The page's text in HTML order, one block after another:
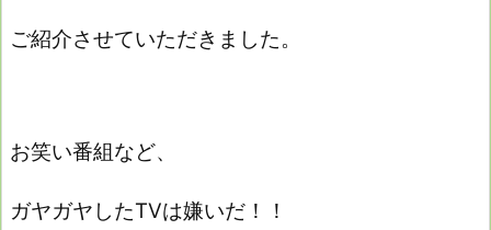
ご紹介させていただきました。
お笑い番組など、
ガヤガヤしたTVは嫌いだ！！